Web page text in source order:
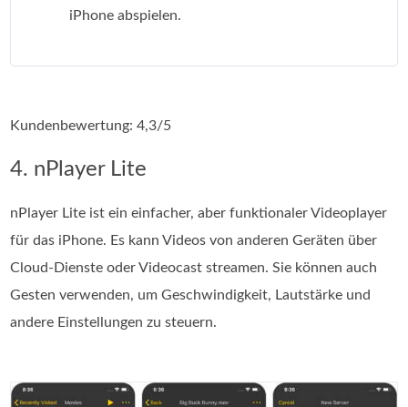
iPhone abspielen.
Kundenbewertung: 4,3/5
4. nPlayer Lite
nPlayer Lite ist ein einfacher, aber funktionaler Videoplayer
für das iPhone. Es kann Videos von anderen Geräten über
Cloud-Dienste oder Videocast streamen. Sie können auch
Gesten verwenden, um Geschwindigkeit, Lautstärke und
andere Einstellungen zu steuern.